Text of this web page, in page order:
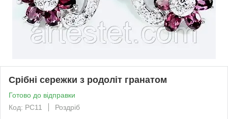
Срібні сережки з родоліт гранатом
Готово до відправки
Код: РС11
Роздріб